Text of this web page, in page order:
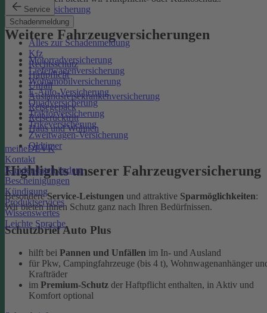
Service
Schadenmeldung
Alles zur Schadenmeldung
Kfz
Rechtsschutz
Haftpflicht
Unfall
Auslandsreisekrankenversicherung
Reisegepäck
Reiserücktritt
Haus und Wohnen
meineDEVK
Kontakt
Kundendaten ändern
Bescheinigungen
Kündigung
Produktservices
Wissenswertes
Leichte Sprache
Anhängerversicherung
Weitere Fahrzeugversicherungen
Motorradversicherung
Lieferwagenversicherung
Wohnmobilversicherung
E-Auto-Versicherung
Quadversicherung
Traktorversicherung
Trikeversicherung
Zweitwagen-Versicherung
Oldtimer
Highlights unserer Fahrzeugversicherung
BesondereService-Leistungen und attraktive Sparmöglichkeiten:
Wir bieten Ihnen Schutz ganz nach Ihren Bedürfnissen.
Schutzbrief Auto Plus
hilft bei Pannen und Unfällen im In- und Ausland
für Pkw, Campingfahrzeuge (bis 4 t), Wohnwagenanhänger
Krafträder
im Premium-Schutz der Haftpflicht enthalten, in Aktiv und
Komfort optional